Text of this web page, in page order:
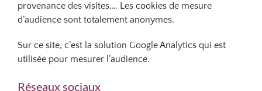
provenance des visites,… Les cookies de mesure
d’audience sont totalement anonymes.
Sur ce site, c’est la solution Google Analytics qui est
utilisée pour mesurer l’audience.
Réseaux sociaux